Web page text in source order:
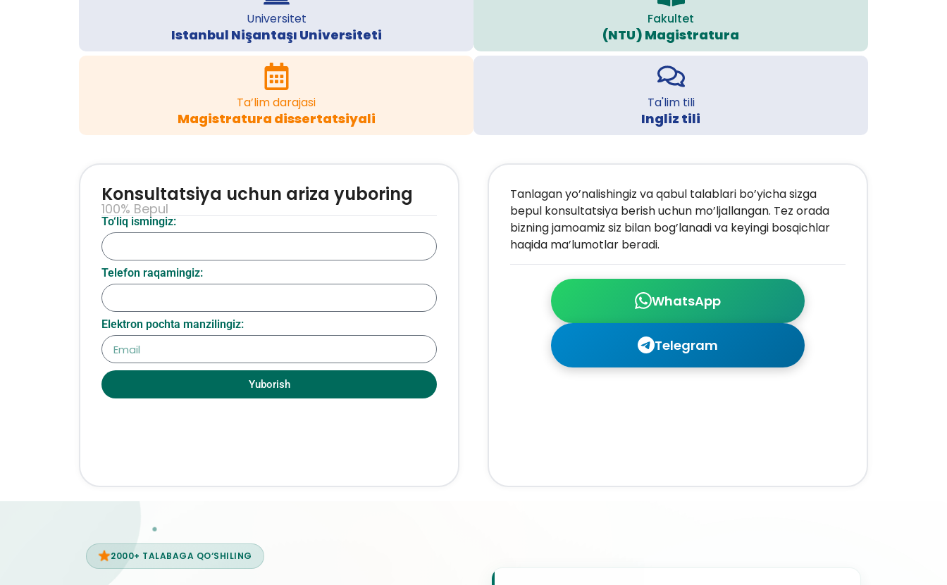
Universitet
Istanbul Nişantaşı Universiteti
Fakultet
(NTU) Magistratura
Ta’lim darajasi
Magistratura dissertatsiyali
Ta'lim tili
Ingliz tili
WhatsApp
Telegram
Tanlagan yo’nalishingiz va qabul talablari bo’yicha sizga
bepul konsultatsiya berish uchun mo’ljallangan. Tez orada
bizning jamoamiz siz bilan bog’lanadi va keyingi bosqichlar
haqida ma’lumotlar beradi.
To‘liq ismingiz:
Telefon raqamingiz:
Elektron pochta manzilingiz:
Yuborish
Konsultatsiya uchun ariza yuboring
100% Bepul
2000+ TALABAGA QO‘SHILING